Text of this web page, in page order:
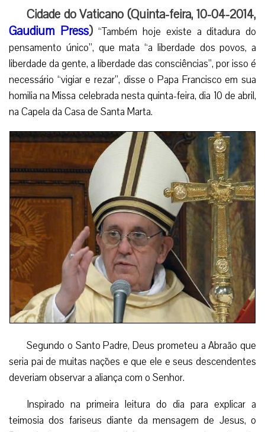
Cidade do Vaticano (Quinta-feira, 10-04-2014,
Gaudium Press)“Também hoje existe a ditadura do
pensamento único”, que mata “a liberdade dos povos, a
liberdade da gente, a liberdade das consciências”, por isso é
necessário “vigiar e rezar”, disse o Papa Francisco em sua
homilia na Missa celebrada nesta quinta-feira, dia 10 de abril,
na Capela da Casa de Santa Marta.
Segundo o Santo Padre, Deus prometeu a Abraão que
seria pai de muitas nações e que ele e seus descendentes
deveriam observar a aliança com o Senhor.
Inspirado na primeira leitura do dia para explicar a
teimosia dos fariseus diante da mensagem de Jesus, o